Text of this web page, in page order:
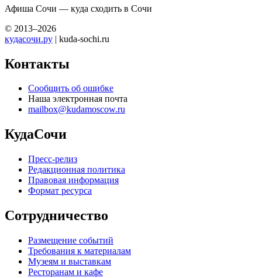
Афиша Сочи — куда сходить в Сочи
© 2013–2026
кудасочи.ру | kuda-sochi.ru
Контакты
Сообщить об ошибке
Наша электронная почта
mailbox@kudamoscow.ru
КудаСочи
Пресс-релиз
Редакционная политика
Правовая информация
Формат ресурса
Сотрудничество
Размещение событий
Требования к материалам
Музеям и выставкам
Ресторанам и кафе